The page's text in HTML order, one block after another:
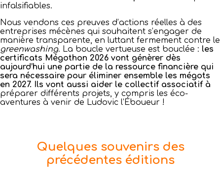
infalsifiables.
Nous vendons ces preuves d’actions réelles à des
entreprises mécènes qui souhaitent s’engager de
manière transparente, en luttant fermement contre le
greenwashing. La boucle vertueuse est bouclée : les
certificats Mégothon 2026 vont génèrer dès
aujourd’hui une partie de la ressource financière qui
sera nécessaire pour éliminer ensemble les mégots
en 2027. Ils vont aussi aider le collectif associatif à
préparer différents projets, y compris les éco-
aventures à venir de Ludovic l’Éboueur !
Quelques souvenirs des
précédentes éditions